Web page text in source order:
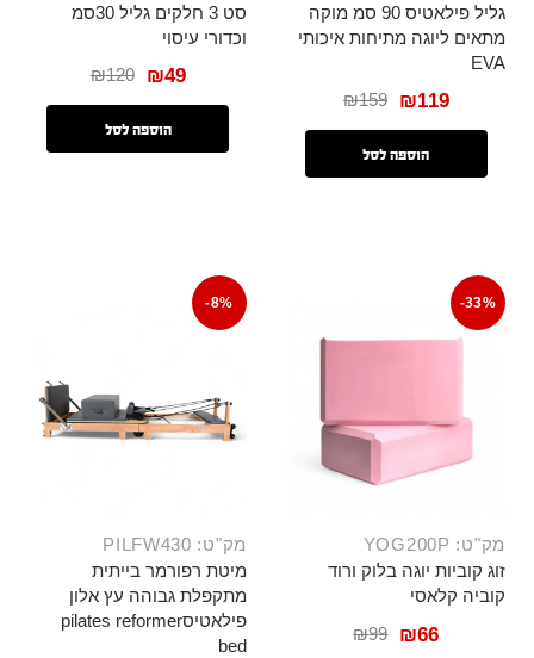
גליל פילאטיס 90 סמ מוקה
מתאים ליוגה מתיחות איכותי
EVA
₪159 ₪119
הוספה לסל
סט 3 חלקים גליל 30סמ
וכדורי עיסוי
₪120 ₪49
הוספה לסל
-33%
מק"ט: YOG200P
זוג קוביות יוגה בלוק ורוד
קוביה קלאסי
₪99 ₪66
-8%
מק"ט: PILFW430
מיטת רפורמר בייתית
מתקפלת גבוהה עץ אלון
פילאטיסpilates reformer
bed